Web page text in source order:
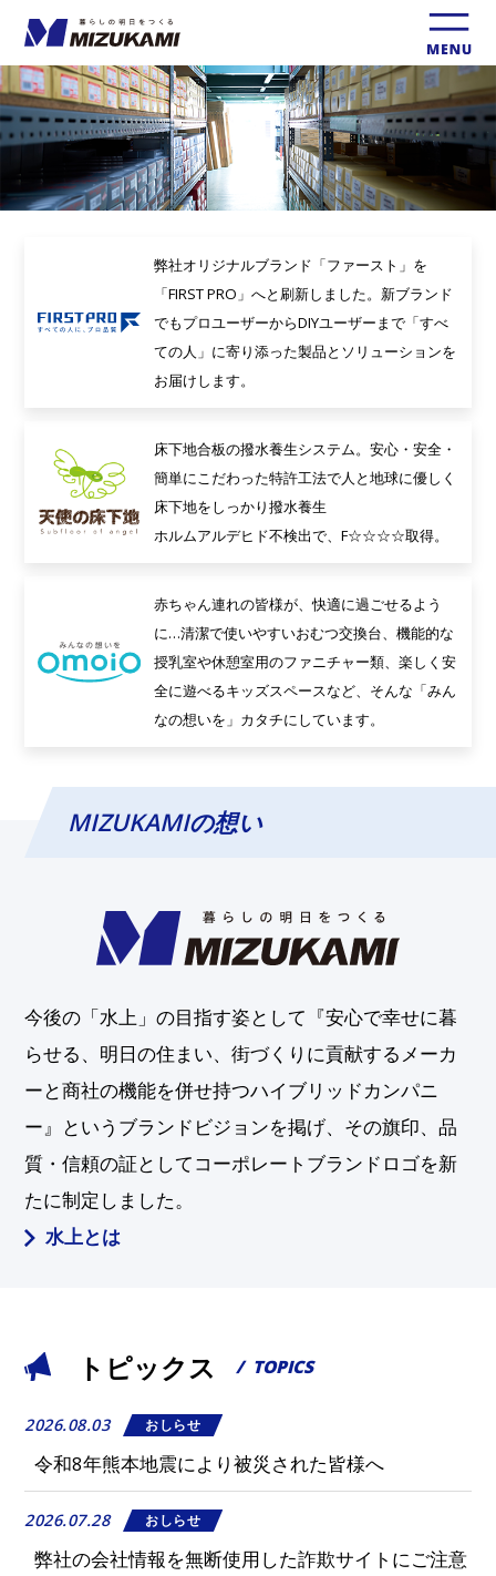
弊社オリジナルブランド「ファースト」を
「FIRST PRO」へと刷新しました。新ブランド
でもプロユーザーからDIYユーザーまで「すべ
ての人」に寄り添った製品とソリューションを
お届けします。
床下地合板の撥水養生システム。安心・安全・
簡単にこだわった特許工法で人と地球に優しく
床下地をしっかり撥水養生
ホルムアルデヒド不検出で、F☆☆☆☆取得。
赤ちゃん連れの皆様が、快適に過ごせるよう
に…清潔で使いやすいおむつ交換台、機能的な
授乳室や休憩室用のファニチャー類、楽しく安
全に遊べるキッズスペースなど、そんな「みん
なの想いを」カタチにしています。
MIZUKAMIの想い
今後の「⽔上」の目指す姿として 『安心で幸せに暮
らせる、明日の住まい、街づくりに貢献するメーカ
ーと商社の機能を併せ持つハイブリッドカンパニ
ー』 というブランドビジョンを掲げ、その旗印、品
質・信頼の証としてコーポレートブランドロゴを新
たに制定しました。
水上とは
トピックス / TOPICS
2026.08.03 おしらせ
令和8年熊本地震により被災された皆様へ
2026.07.28 おしらせ
弊社の会社情報を無断使用した詐欺サイトにご注意